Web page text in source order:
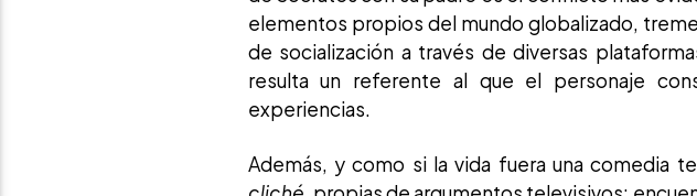
elementos propios del mundo globalizado,
de socialización a través de diversas
resulta un referente al que el personaje
experiencias.
Además, y como si la vida fuera una comedia